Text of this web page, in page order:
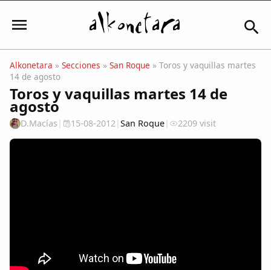
Iniciar sesión
Mi Cuenta
Alkonetara » Secciones » San Roque » Toros y vaquillas martes
14 de agosto
Toros y vaquillas martes 14 de
agosto
D.Macías | 15-08-2012| San Roque| 2209 visit